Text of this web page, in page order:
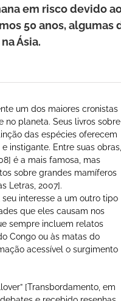
em risco devido
50 anos, algumas
Ásia.
um dos maiores cronistas
no planeta. Seus livros sobre
das espécies oferecem
instigante. Entre suas obras,
é a mais famosa, mas
sobre grandes mamíferos
Letras, 2007].
interesse a um outro tipo
que eles causam nos
sempre incluem relatos
Congo ou às matas do
acessível o surgimento
[Transbordamento, em